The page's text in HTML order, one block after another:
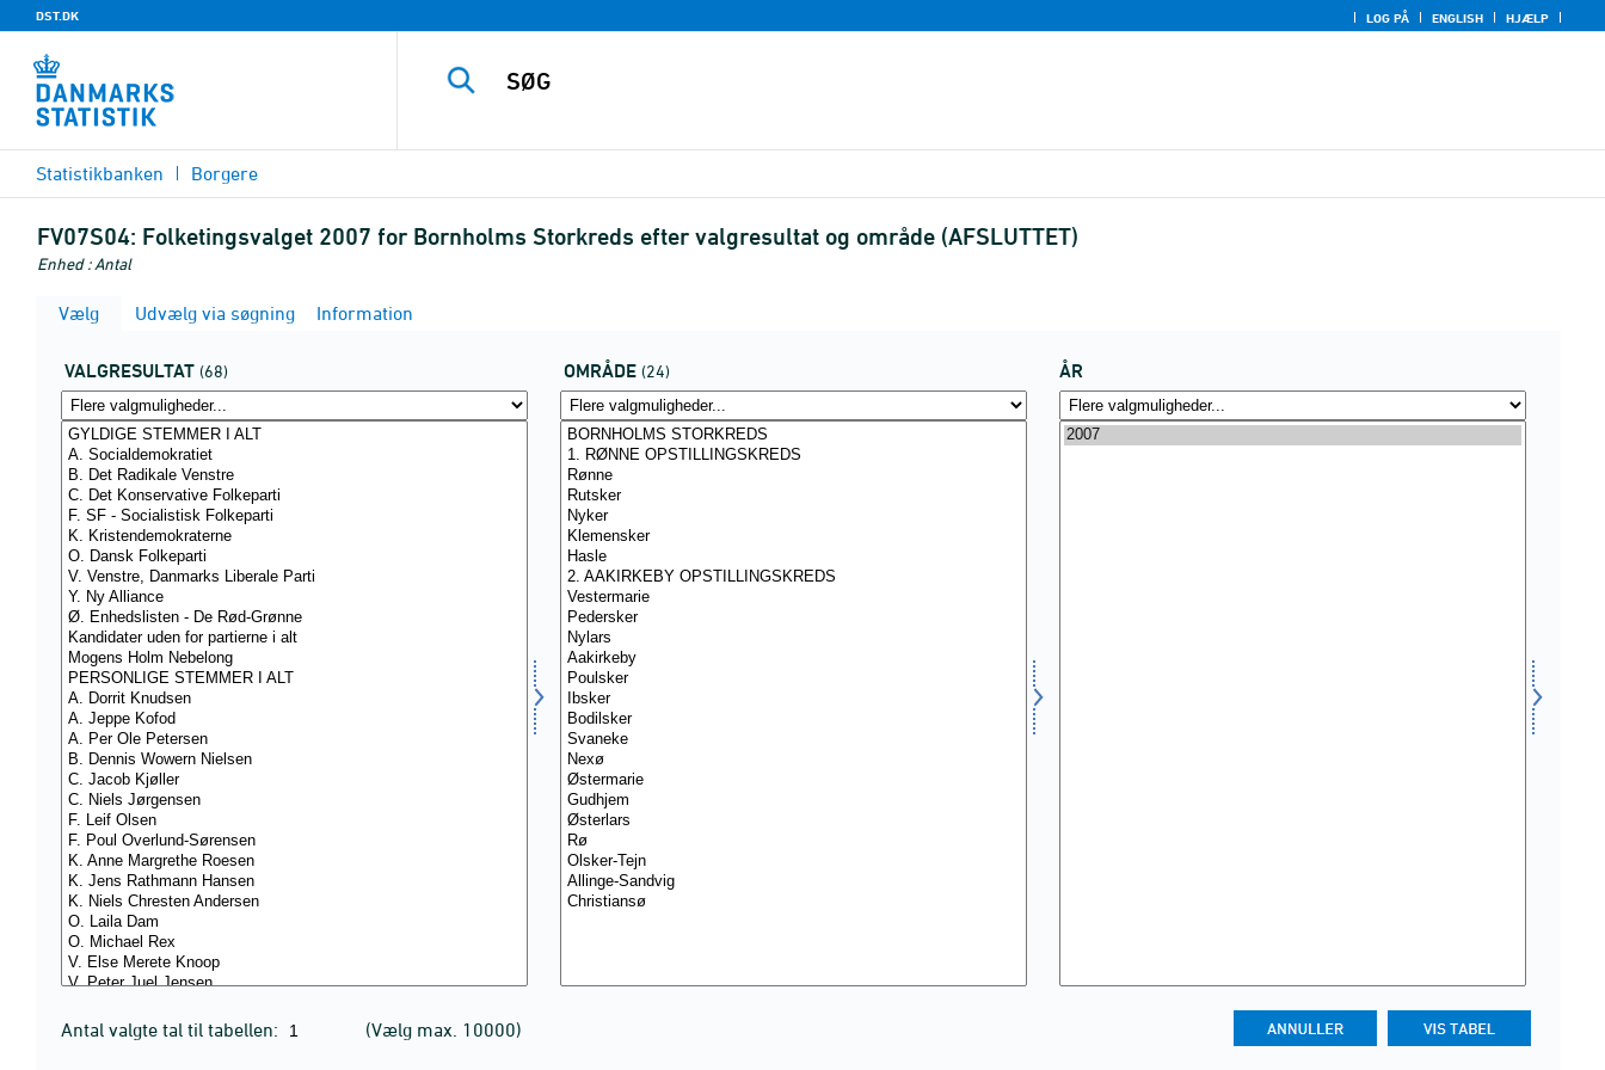
DST.DK LOG PÅ ENGLISH HJÆLP
Statistikbanken Borgere
FV07S04: Folketingsvalget 2007 for Bornholms Storkreds efter valgresultat og område (AFSLUTTET)
Enhed : Antal
Vælg Udvælg via søgning Information
VALGRESULTAT (68) OMRÅDE (24) ÅR
Antal valgte tal til tabellen: (Vælg max. 10000)